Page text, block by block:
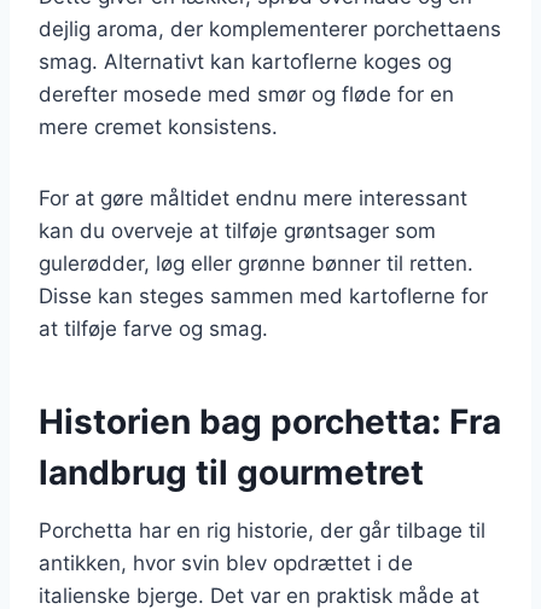
dejlig aroma, der komplementerer porchettaens
smag. Alternativt kan kartoflerne koges og
derefter mosede med smør og fløde for en
mere cremet konsistens.
For at gøre måltidet endnu mere interessant
kan du overveje at tilføje grøntsager som
gulerødder, løg eller grønne bønner til retten.
Disse kan steges sammen med kartoflerne for
at tilføje farve og smag.
Historien bag porchetta: Fra
landbrug til gourmetret
Porchetta har en rig historie, der går tilbage til
antikken, hvor svin blev opdrættet i de
italienske bjerge. Det var en praktisk måde at